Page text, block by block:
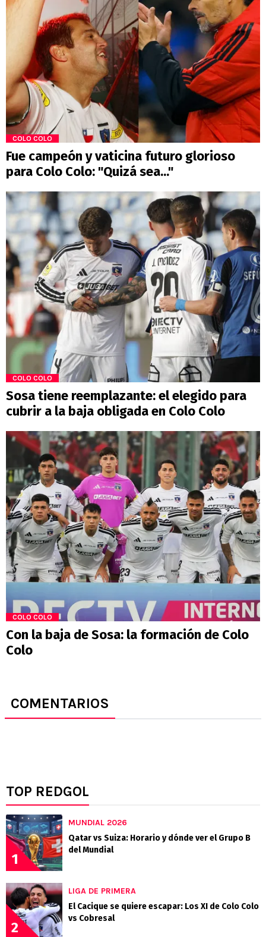
COLO COLO
Fue campeón y vaticina futuro glorioso
para Colo Colo: "Quizá sea..."
COLO COLO
Sosa tiene reemplazante: el elegido para
cubrir a la baja obligada en Colo Colo
COLO COLO
Con la baja de Sosa: la formación de Colo
Colo
COMENTARIOS
TOP REDGOL
1
MUNDIAL 2026
Qatar vs Suiza: Horario y dónde ver el Grupo B
del Mundial
2
LIGA DE PRIMERA
El Cacique se quiere escapar: Los XI de Colo Colo
vs Cobresal